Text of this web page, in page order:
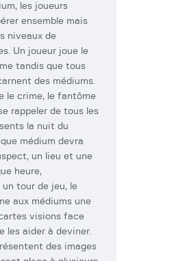
les joueurs
ensemble mais
niveaux de
Un joueur joue le
tandis que tous
des médiums.
le crime, le fantôme
rappeler de tous les
la nuit du
médium devra
un lieu et une
heure,
tour de jeu, le
aux médiums une
visions face
les aider à deviner.
des images